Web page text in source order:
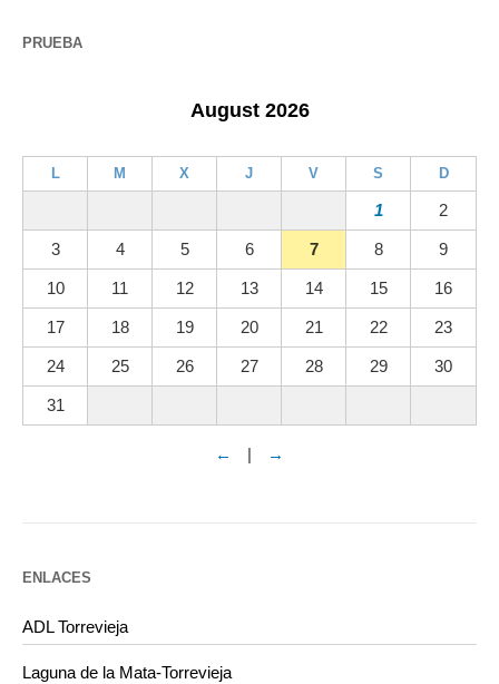
PRUEBA
August 2026
L M X J V S D
1 2
3 4 5 6 7 8 9
10 11 12 13 14 15 16
17 18 19 20 21 22 23
24 25 26 27 28 29 30
31
← | →
ENLACES
ADL Torrevieja
Laguna de la Mata-Torrevieja